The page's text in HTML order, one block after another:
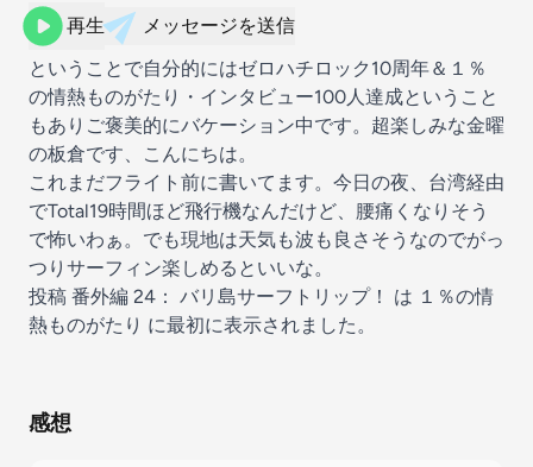
再生
メッセージを送信
ということで自分的にはゼロハチロック10周年＆１％
の情熱ものがたり・インタビュー100人達成ということ
もありご褒美的にバケーション中です。超楽しみな金曜
の板倉です、こんにちは。
これまだフライト前に書いてます。今日の夜、台湾経由
でTotal19時間ほど飛行機なんだけど、腰痛くなりそう
で怖いわぁ。でも現地は天気も波も良さそうなのでがっ
つりサーフィン楽しめるといいな。
投稿 番外編 24： バリ島サーフトリップ！ は １％の情
熱ものがたり に最初に表示されました。
感想